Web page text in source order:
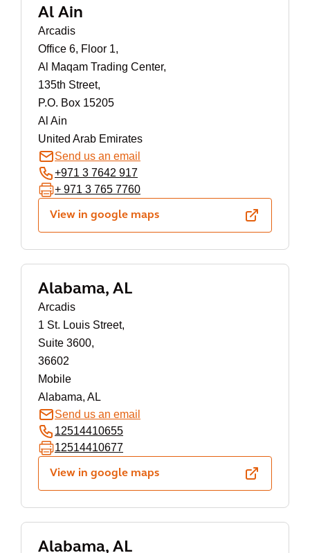
Al Ain
Arcadis
Office 6, Floor 1,
Al Maqam Trading Center,
135th Street,
P.O. Box 15205
Al Ain
United Arab Emirates
Send us an email
+971 3 7642 917
+ 971 3 765 7760
View in google maps
Alabama, AL
Arcadis
1 St. Louis Street,
Suite 3600,
36602
Mobile
Alabama, AL
Send us an email
12514410655
12514410677
View in google maps
Alabama, AL